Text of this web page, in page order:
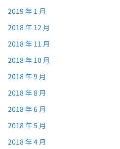
2019 年 1 月
2018 年 12 月
2018 年 11 月
2018 年 10 月
2018 年 9 月
2018 年 8 月
2018 年 6 月
2018 年 5 月
2018 年 4 月